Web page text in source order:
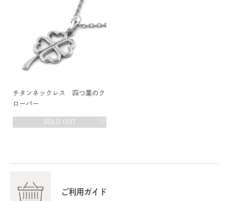
チタンネックレス 四つ葉のク
ローバー
SOLD OUT
ご利用ガイド